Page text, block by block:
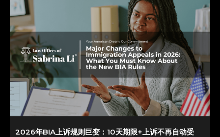
2026年BIA上诉规则巨变：10天期限+上诉不再自动受